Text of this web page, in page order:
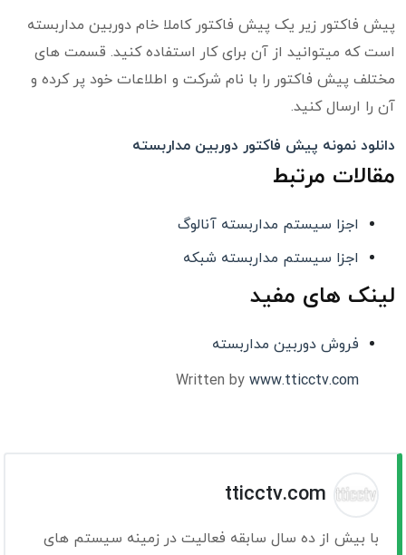
پیش فاکتور زیر یک پیش فاکتور کاملا خام دوربین مداربسته
است که میتوانید از آن برای کار استفاده کنید. قسمت های
مختلف پیش فاکتور را با نام شرکت و اطلاعات خود پر کرده و
آن را ارسال کنید.
دانلود نمونه پیش فاکتور دوربین مداربسته
مقالات مرتبط
اجزا سیستم مداربسته آنالوگ
اجزا سیستم مداربسته شبکه
لینک های مفید
فروش دوربین مداربسته
Written by www.tticctv.com
tticctv.com
با بیش از ده سال سابقه فعالیت در زمینه سیستم های